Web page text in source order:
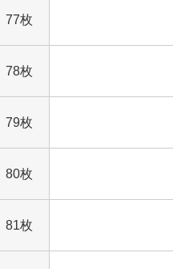
77枚
78枚
79枚
80枚
81枚